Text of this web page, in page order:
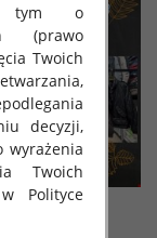
tym o
(prawo
Twoich
decyzji,
wyrażenia
Twoich
Polityce